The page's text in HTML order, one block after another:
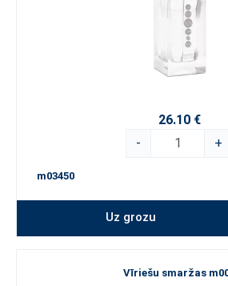
26.10 €
-
+
m03450
Uz grozu
Vīriešu smaržas